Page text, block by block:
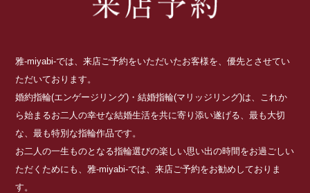
雅-miyabi-では、来店ご予約をいただいたお客様を、優先とさせてい
ただいております。
婚約指輪(エンゲージリング)・結婚指輪(マリッジリング)は、これか
ら始まるお二人の幸せな結婚生活を共に寄り添い遂げる、最も大切
な、最も特別な指輪作品です。
お二人の一生ものとなる指輪選びの楽しい思い出の時間をお過ごしい
ただくためにも、雅-miyabi-では、来店ご予約をお勧めしておりま
す。